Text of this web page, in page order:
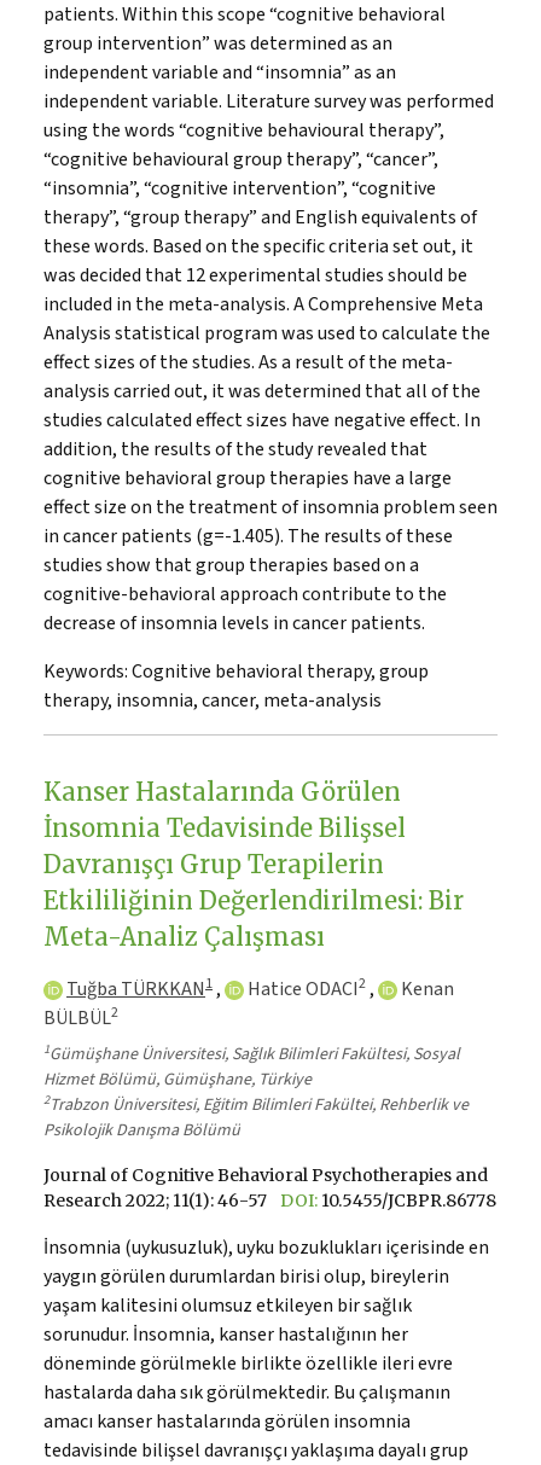
patients. Within this scope “cognitive behavioral
group intervention” was determined as an
independent variable and “insomnia” as an
independent variable. Literature survey was performed
using the words “cognitive behavioural therapy”,
“cognitive behavioural group therapy”, “cancer”,
“insomnia”, “cognitive intervention”, “cognitive
therapy”, “group therapy” and English equivalents of
these words. Based on the specific criteria set out, it
was decided that 12 experimental studies should be
included in the meta-analysis. A Comprehensive Meta
Analysis statistical program was used to calculate the
effect sizes of the studies. As a result of the meta-
analysis carried out, it was determined that all of the
studies calculated effect sizes have negative effect. In
addition, the results of the study revealed that
cognitive behavioral group therapies have a large
effect size on the treatment of insomnia problem seen
in cancer patients (g=-1.405). The results of these
studies show that group therapies based on a
cognitive-behavioral approach contribute to the
decrease of insomnia levels in cancer patients.
Keywords:Cognitive behavioral therapy, group
therapy, insomnia, cancer, meta-analysis
Kanser Hastalarında Görülen
İnsomnia Tedavisinde Bilişsel
Davranışçı Grup Terapilerin
Etkililiğinin Değerlendirilmesi: Bir
Meta-Analiz Çalışması
Tuğba TÜRKKAN1 , Hatice ODACI2 ,
Kenan
BÜLBÜL2
1Gümüşhane Üniversitesi, Sağlık Bilimleri Fakültesi, Sosyal
Hizmet Bölümü, Gümüşhane, Türkiye
2Trabzon Üniversitesi, Eğitim Bilimleri Fakültei, Rehberlik ve
Psikolojik Danışma Bölümü
Journal of Cognitive Behavioral Psychotherapies and
Research 2022; 11(1): 46-57
DOI: 10.5455/JCBPR.86778
İnsomnia (uykusuzluk), uyku bozuklukları içerisinde en
yaygın görülen durumlardan birisi olup, bireylerin
yaşam kalitesini olumsuz etkileyen bir sağlık
sorunudur. İnsomnia, kanser hastalığının her
döneminde görülmekle birlikte özellikle ileri evre
hastalarda daha sık görülmektedir. Bu çalışmanın
amacı kanser hastalarında görülen insomnia
tedavisinde bilişsel davranışçı yaklaşıma dayalı grup